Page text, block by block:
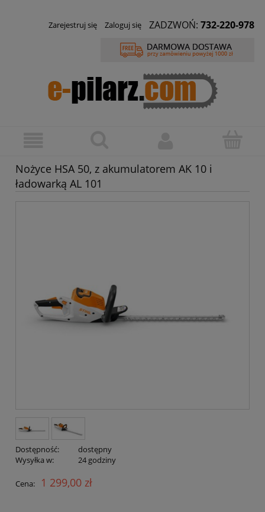
Zarejestruj się Zaloguj się ZADZWOŃ: 732-220-978
Nożyce HSA 50, z akumulatorem AK 10 i
ładowarką AL 101
Dostępność:
dostępny
Wysyłka w:
24 godziny
Cena: 1 299,00 zł